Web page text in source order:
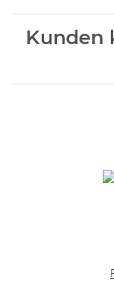
Kunden